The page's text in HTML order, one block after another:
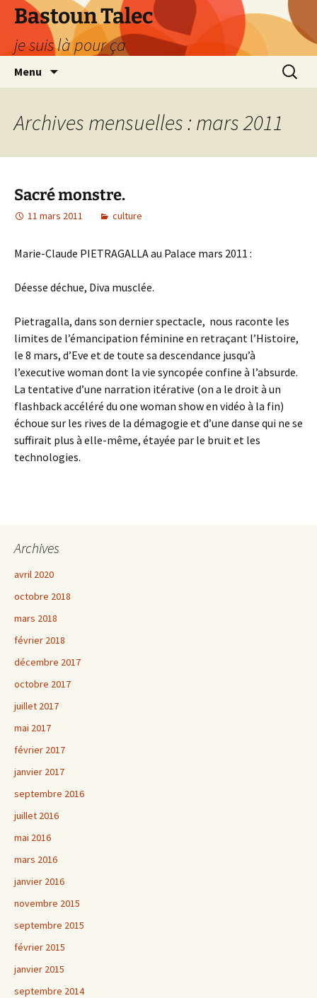
Aller
contenu
Bastoun Talec
je suis là pour ça
Menu
Archives mensuelles : mars 2011
Sacré monstre.
11 mars 2011 culture
Marie-Claude PIETRAGALLA au Palace mars 2011 :
Déesse déchue, Diva musclée.
Pietragalla, dans son dernier spectacle, nous raconte les
limites de l’émancipation féminine en retraçant l’Histoire,
le 8 mars, d’Eve et de toute sa descendance jusqu’à
l’executive woman dont la vie syncopée confine à l’absurde.
La tentative d’une narration itérative (on a le droit à un
flashback accéléré du one woman show en vidéo à la fin)
échoue sur les rives de la démagogie et d’une danse qui ne se
suffirait plus à elle-même, étayée par le bruit et les
technologies.
Archives
avril 2020
octobre 2018
mars 2018
février 2018
décembre 2017
octobre 2017
juillet 2017
mai 2017
février 2017
janvier 2017
septembre 2016
juillet 2016
mai 2016
mars 2016
janvier 2016
novembre 2015
septembre 2015
février 2015
janvier 2015
septembre 2014